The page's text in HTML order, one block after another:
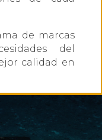
de marcas
del
calidad en